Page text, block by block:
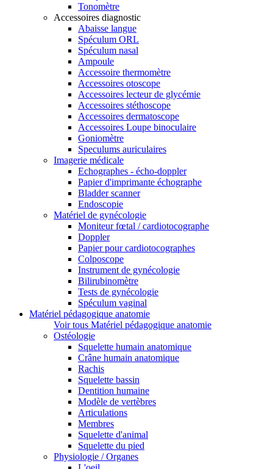
Tonomètre
Accessoires diagnostic
Abaisse langue
Spéculum ORL
Spéculum nasal
Ampoule
Accessoire thermomètre
Accessoires otoscope
Accessoires lecteur de glycémie
Accessoires stéthoscope
Accessoires dermatoscope
Accessoires Loupe binoculaire
Goniomètre
Speculums auriculaires
Imagerie médicale
Echographes - écho-doppler
Papier d'imprimante échographe
Bladder scanner
Endoscopie
Matériel de gynécologie
Moniteur fœtal / cardiotocographe
Doppler
Papier pour cardiotocographes
Colposcope
Instrument de gynécologie
Bilirubinomètre
Tests de gynécologie
Spéculum vaginal
Matériel pédagogique anatomie
Voir tous Matériel pédagogique anatomie
Ostéologie
Squelette humain anatomique
Crâne humain anatomique
Rachis
Squelette bassin
Dentition humaine
Modèle de vertèbres
Articulations
Membres
Squelette d'animal
Squelette du pied
Physiologie / Organes